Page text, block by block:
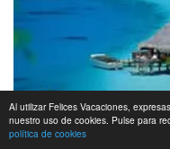
Al utilizar Felices Vacaciones,
nuestro uso de cookies. Pulse para
política de cookies